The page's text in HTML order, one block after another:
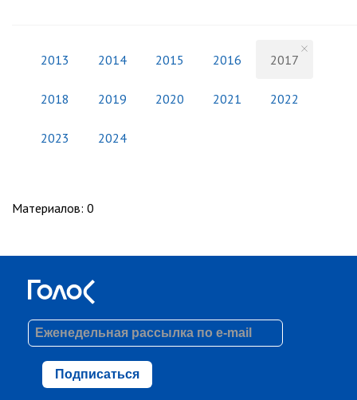
2013 2014 2015 2016 2017
2018 2019 2020 2021 2022
2023 2024
Материалов: 0
Подписаться